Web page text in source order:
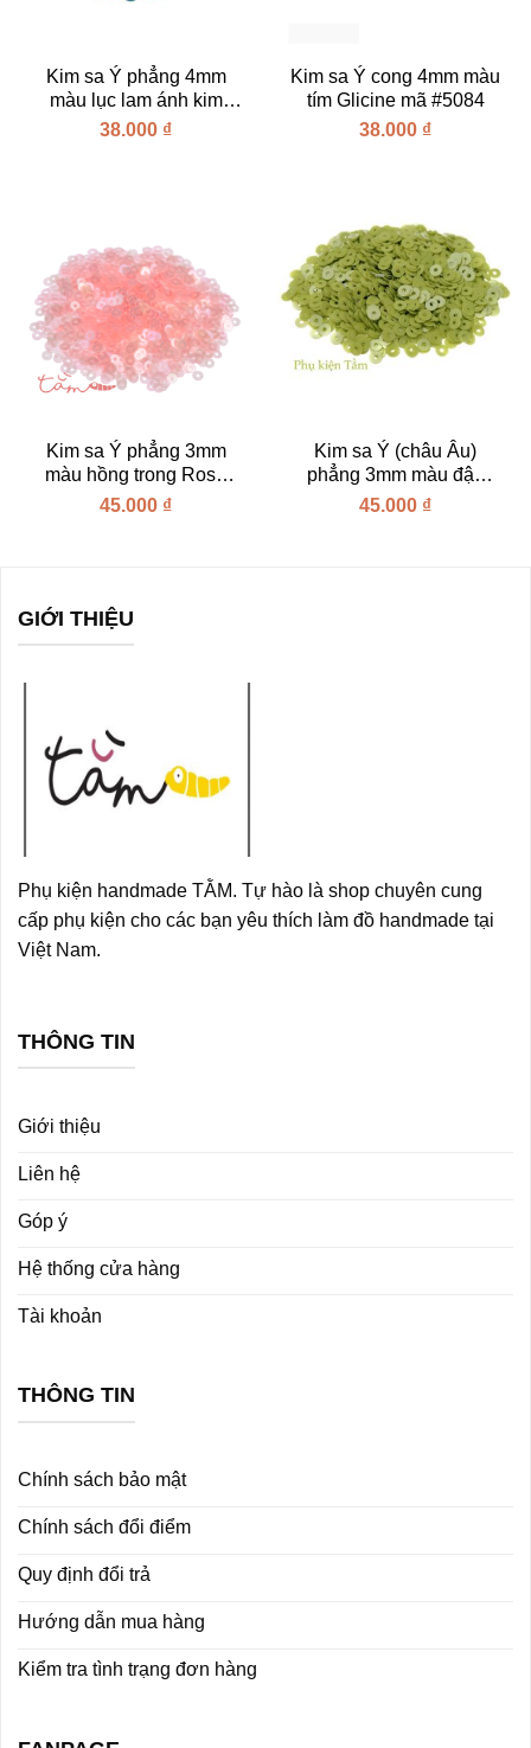
Kim sa Ý phẳng 4mm
màu lục lam ánh kim
Aviazione mã #6069
38.000 ₫
Kim sa Ý cong 4mm màu
tím Glicine mã #5084
38.000 ₫
Kim sa Ý phẳng 3mm
màu hồng trong Rosa
Fucsia mã 134
45.000 ₫
Kim sa Ý (châu Âu)
phẳng 3mm màu đậu
xanh Verde Pisello
45.000 ₫
GIỚI THIỆU
Phụ kiện handmade TẰM. Tự hào là shop chuyên cung
cấp phụ kiện cho các bạn yêu thích làm đồ handmade tại
Việt Nam.
THÔNG TIN
Giới thiệu
Liên hệ
Góp ý
Hệ thống cửa hàng
Tài khoản
THÔNG TIN
Chính sách bảo mật
Chính sách đổi điểm
Quy định đổi trả
Hướng dẫn mua hàng
Kiểm tra tình trạng đơn hàng